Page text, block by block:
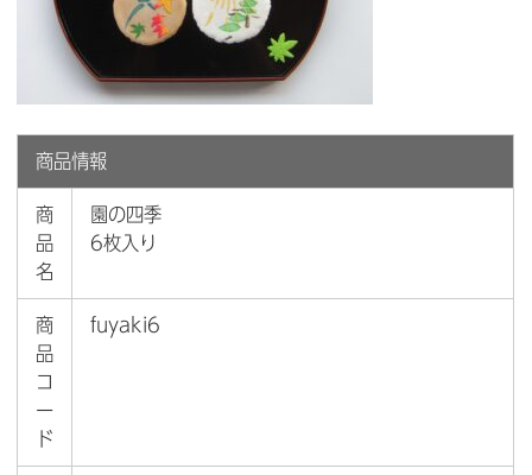
商品情報
商
品
名
園の四季
6枚入り
商
品
コ
ー
ド
fuyaki6